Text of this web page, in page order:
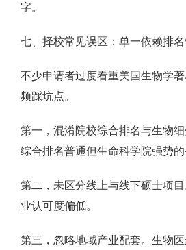
字。
七、择校常见误区：单一依赖排
不少申请者过度看重美国生物学
频踩坑点。
第一，混淆院校综合排名与生物
综合排名普通但生命科学院强势的
第二，未区分线上与线下硕士项
业认可度偏低。
第三，忽略地域产业配套。生物